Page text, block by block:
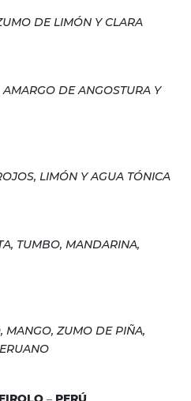
DE LIMÓN Y CLARA
DE ANGOSTURA Y
LIMÓN Y AGUA TÓNICA
TUMBO, MANDARINA,
MANGO, ZUMO DE PIÑA,